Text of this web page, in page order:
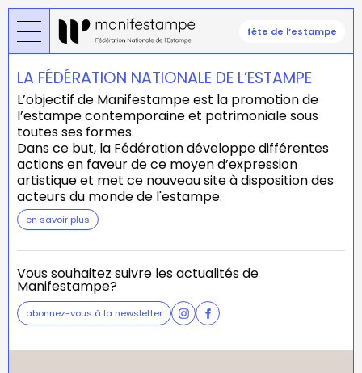
Skip
to
main
content
fête de l’estampe
LA FÉDÉRATION NATIONALE DE L’ESTAMPE
L’objectif de Manifestampe est la promotion de
l’estampe contemporaine et patrimoniale sous
toutes ses formes.
Dans ce but, la Fédération développe différentes
actions en faveur de ce moyen d’expression
artistique et met ce nouveau site à disposition des
acteurs du monde de l'estampe.
en savoir plus
Vous souhaitez suivre les actualités de
Manifestampe?
abonnez-vous à la newsletter